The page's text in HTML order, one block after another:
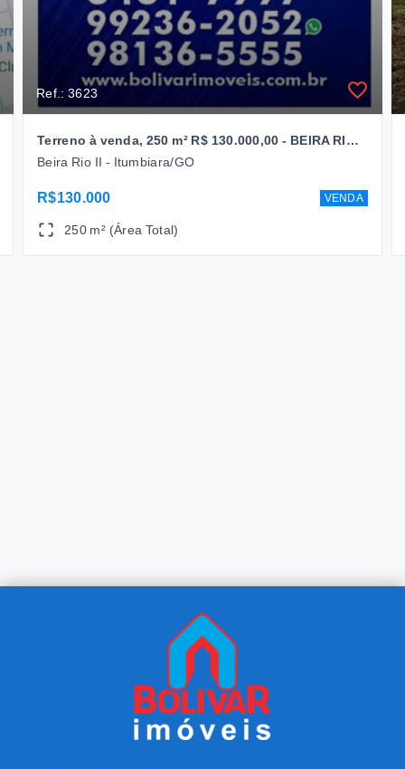
Ref.: 3623
Terreno à venda, 250 m² R$ 130.000,00 - BEIRA RIO II - Itumbiara/GO
Beira Rio II - Itumbiara/GO
R$130.000 VENDA
250 m² (Área Total)